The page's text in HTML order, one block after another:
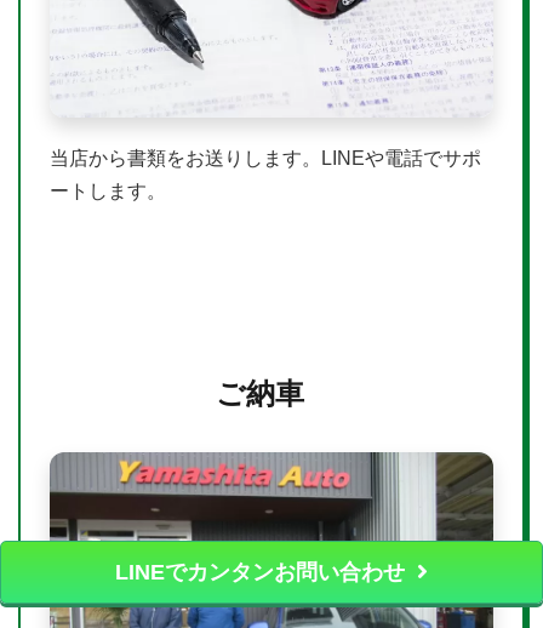
当店から書類をお送りします。LINEや電話でサポ
ートします。
ご納車
LINEでカンタンお問い合わせ